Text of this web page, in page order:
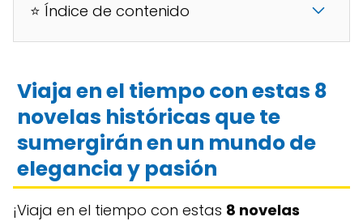
⭐ Índice de contenido
Viaja en el tiempo con estas 8
novelas históricas que te
sumergirán en un mundo de
elegancia y pasión
¡Viaja en el tiempo con estas 8 novelas